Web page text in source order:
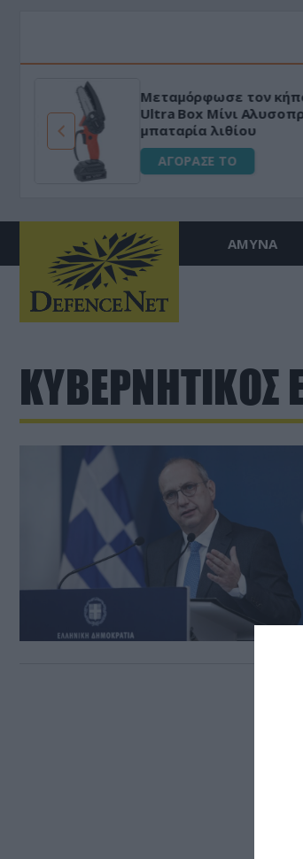
Μεταμόρφωσε τον
Ultra Box Μίνι
μπαταρία λιθίου
ΑΓΟΡΑΣΕ ΤΟ
ΑΜΥΝΑ
ΚΥΒΕΡΝΗΤΙΚΟΣ